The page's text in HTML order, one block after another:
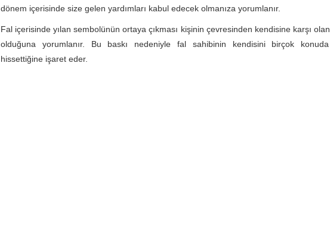
dönem içerisinde size gelen yardımları kabul edecek olmanıza yorumlanır.
Fal içerisinde yılan sembolünün ortaya çıkması kişinin çevresinden kendisine karşı
olduğuna yorumlanır. Bu baskı nedeniyle fal sahibinin kendisini birçok
hissettiğine işaret eder.